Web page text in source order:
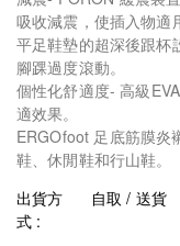
吸收減震，使插入物適
平足鞋墊的超深後跟杯
腳踝過度滾動。
個性化舒適度- 高級
適效果。
ERGOfoot 足底筋膜炎
鞋、休閒鞋和行山鞋。
出貨方
式 :
自取 / 送貨